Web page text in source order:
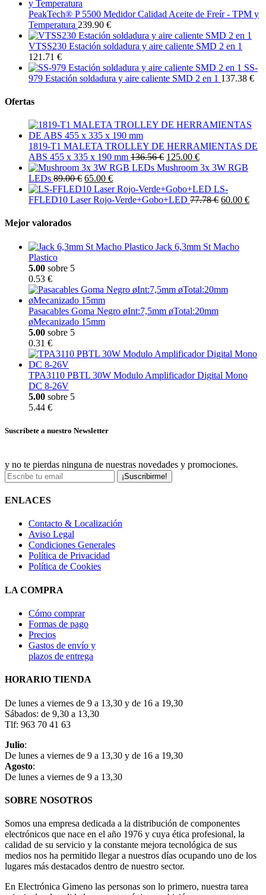
PeakTech® P 5500 Medidor Calidad Aceite de Freír - TPM y
Temperatura 239.90 €
VTSS230 Estación soldadura y aire caliente SMD 2 en 1
121.71 €
SS-
979 Estación soldadura y aire caliente SMD 2 en 1 137.38 €
Ofertas
1819-T1 MALETA TROLLEY DE HERRAMIENTAS DE
ABS 455 x 335 x 190 mm 136.56 € 125.00 €
Mushroom 3x 3W RGB
LEDs 89.00 € 65.00 €
LS-
FFLED10 Laser Rojo-Verde+Gobo+LED 77.78 € 60.00 €
Mejor valorados
Jack 6,3mm St Macho
Plastico
5.00 sobre 5
0.53 €
Pasacables Goma Negro øInt:7,5mm øTotal:20mm
øMecanizado 15mm
5.00 sobre 5
0.31 €
TPA3110 PBTL 30W Modulo Amplificador Digital Mono
DC 8-26V
5.00 sobre 5
5.44 €
Suscríbete a nuestro Newsletter
y no te pierdas ninguna de nuestras novedades y promociones.
¡Suscribirme!
ENLACES
Contacto & Localización
Aviso Legal
Condiciones Generales
Política de Privacidad
Política de Cookies
LA COMPRA
Cómo comprar
Formas de pago
Precios
Gastos de envío y
plazos de entrega
HORARIO TIENDA
De lunes a viernes de 9 a 13,30 y de 16 a 19,30
Sábados: de 9,30 a 13,30
Tlf: 963 70 41 63
Julio:
De lunes a viernes de 9 a 13,30 y de 16 a 19,30
Agosto:
De lunes a viernes de 9 a 13,30
SOBRE NOSOTROS
Somos una empresa dedicada a la distribución de componentes
electrónicos que nace en el año 1976 y cuya ética profesional, la
calidad de su servicio y la constante mejora tecnológica de sus
medios nos ha permitido llegar a nuestros días ocupando uno de los
lugares más destacados dentro de nuestro sector.
En Electrónica Gimeno las personas son lo primero, nuestra tarea